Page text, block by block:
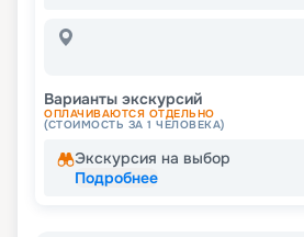
Варианты экскурсий
ОПЛАЧИВАЮТСЯ ОТДЕЛЬНО
(СТОИМОСТЬ ЗА 1 ЧЕЛОВЕКА)
Экскурсия на выбор
Подробнее